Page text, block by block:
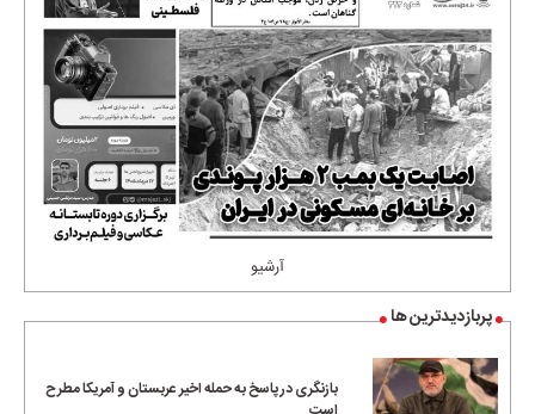
آرشیو
پربازدیدترین ها
بازنگری در پاسخ به حمله اخیر عربستان و آمریکا مطرح